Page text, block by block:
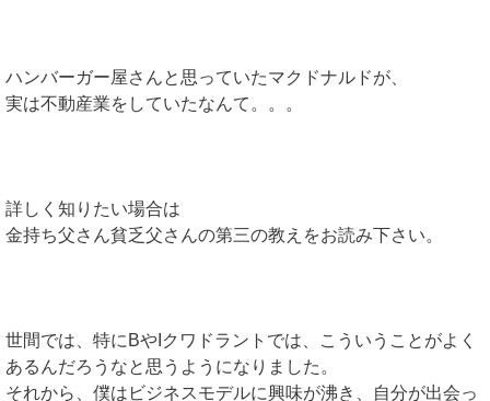
ハンバーガー屋さんと思っていたマクドナルドが、
実は不動産業をしていたなんて。。。
詳しく知りたい場合は
金持ち父さん貧乏父さんの第三の教えをお読み下さい。
世間では、特にBやIクワドラントでは、こういうことがよく
あるんだろうなと思うようになりました。
それから、僕はビジネスモデルに興味が沸き、自分が出会っ